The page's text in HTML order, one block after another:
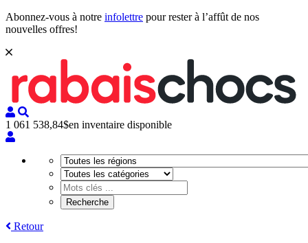
Abonnez-vous à notre infolettre pour rester à l’affût de nos
nouvelles offres!
1 061 538,84$en inventaire disponible
Retour